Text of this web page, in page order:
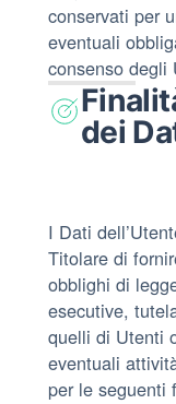
conservati per
eventuali
consenso degli
dei
I Dati
Titolare di
obblighi di
esecutive,
quelli di Utenti
eventuali
per le seguenti